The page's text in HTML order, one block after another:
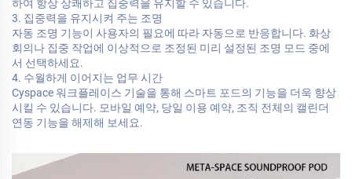
하여 항상 상쾌하고 집중력을 유지할 수 있습니다.
3. 집중력을 유지시켜 주는 조명
자동 조명 기능이 사용자의 필요에 따라 자동으로 반응합니다. 화상
회의나 집중 작업에 이상적으로 조정된 미리 설정된 조명 모드 중에
서 선택하세요.
4. 수월하게 이어지는 업무 시간
Cyspace 워크플레이스 기술을 통해 스마트 포드의 기능을 더욱 향상
시킬 수 있습니다. 모바일 예약, 당일 이용 예약, 조직 전체의 캘린더
연동 기능을 해제해 보세요.